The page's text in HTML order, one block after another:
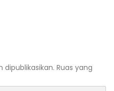
dipublikasikan. Ruas yang